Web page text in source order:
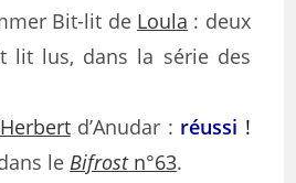
Bit-lit de Loula : deux
lit lus, dans la série des
d’Anudar : réussi !
leBifrostn°63.